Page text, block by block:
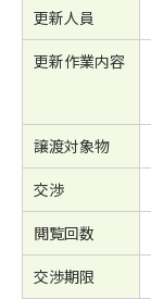
更新人員
更新作業内容
譲渡対象物
交渉
閲覧回数
交渉期限